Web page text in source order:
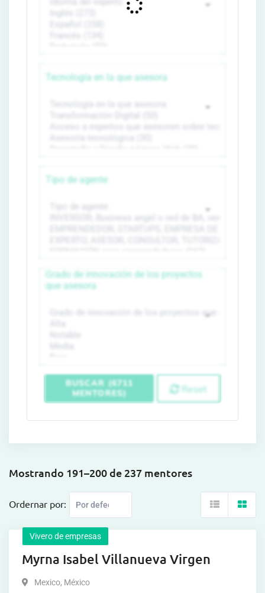
Tecnología en la que asesora
Tipo de agente
Grado de innovación de los proyectos
que asesora
BUSCAR (6711
MENTORES)
Reset
Mostrando 191–200 de 237 mentores
Ordernar por:
Vivero de empresas
Myrna Isabel Villanueva Virgen
Mexico, México